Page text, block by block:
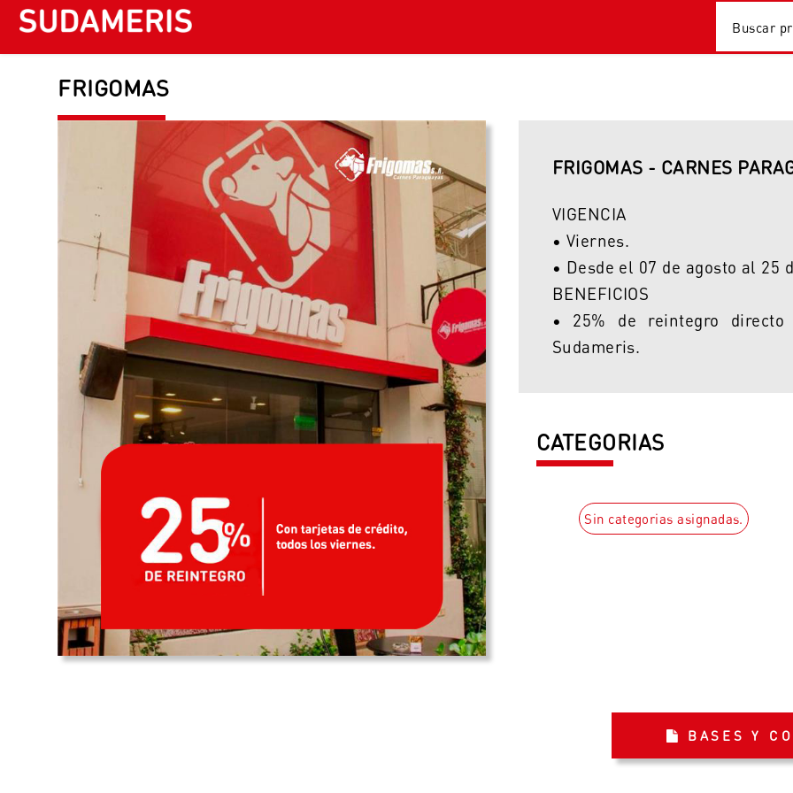
FRIGOMAS
FRIGOMAS - CARNES
VIGENCIA
• Viernes.
• Desde el 07 de agosto al 25
BENEFICIOS
• 25% de reintegro
Sudameris.
CATEGORIAS
Sin categorias asignadas.
BASES Y